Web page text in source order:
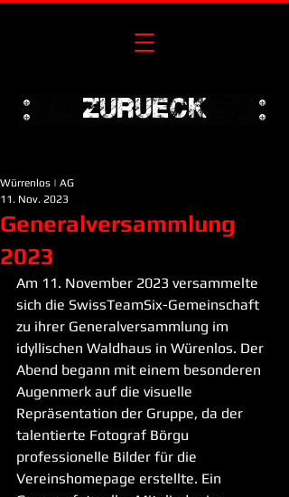
zurueck
Generalversammlung
2023
Würrenlos | AG
11. Nov. 2023
Am 11. November 2023 versammelte
sich die SwissTeamSix-Gemeinschaft
zu ihrer Generalversammlung im
idyllischen Waldhaus in Würenlos. Der
Abend begann mit einem besonderen
Augenmerk auf die visuelle
Repräsentation der Gruppe, da der
talentierte Fotograf Börgu
professionelle Bilder für die
Vereinshomepage erstellte. Ein